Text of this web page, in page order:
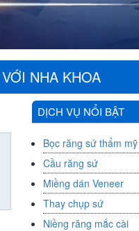
NHA KHOA
DỊCH VỤ NỔI BẬT
Bọc răng sứ thẩm mỹ
Cầu răng sứ
Miềng dán Veneer
Thay chụp sứ
Niềng răng mắc cài